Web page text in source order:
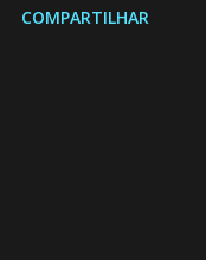
COMPARTILHAR